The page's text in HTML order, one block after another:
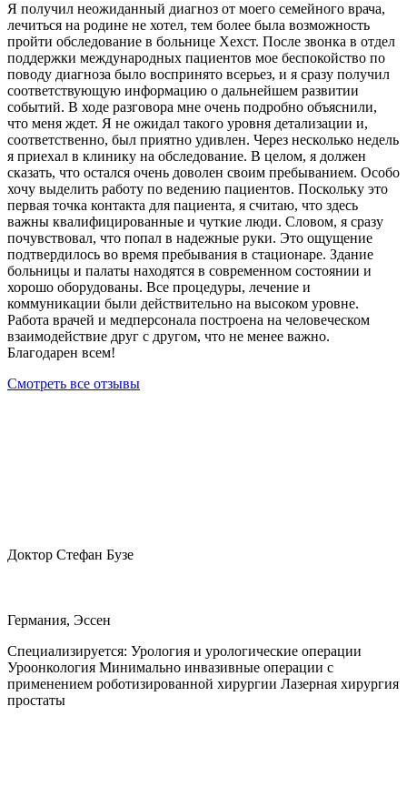
Я получил неожиданный диагноз от моего семейного врача,
лечиться на родине не хотел, тем более была возможность
пройти обследование в больнице Хехст. После звонка в отдел
поддержки международных пациентов мое беспокойство по
поводу диагноза было воспринято всерьез, и я сразу получил
соответствующую информацию о дальнейшем развитии
событий. В ходе разговора мне очень подробно объяснили,
что меня ждет. Я не ожидал такого уровня детализации и,
соответственно, был приятно удивлен. Через несколько недель
я приехал в клинику на обследование. В целом, я должен
сказать, что остался очень доволен своим пребыванием. Особо
хочу выделить работу по ведению пациентов. Поскольку это
первая точка контакта для пациента, я считаю, что здесь
важны квалифицированные и чуткие люди. Словом, я сразу
почувствовал, что попал в надежные руки. Это ощущение
подтвердилось во время пребывания в стационаре. Здание
больницы и палаты находятся в современном состоянии и
хорошо оборудованы. Все процедуры, лечение и
коммуникации были действительно на высоком уровне.
Работа врачей и медперсонала построена на человеческом
взаимодействие друг с другом, что не менее важно.
Благодарен всем!
Смотреть все отзывы
Доктор Стефан Бузе
Германия, Эссен
Специализируется: Урология и урологические операции
Уроонкология Минимально инвазивные операции с
применением роботизированной хирургии Лазерная хирургия
простаты